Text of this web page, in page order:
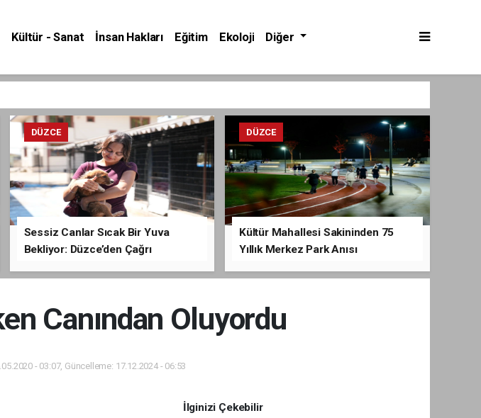
Kültür - Sanat İnsan Hakları Eğitim Ekoloji Diğer
DÜZCE
Sessiz Canlar Sıcak Bir Yuva
Bekliyor: Düzce’den Çağrı
DÜZCE
Kültür Mahallesi Sakininden 75
Yıllık Merkez Park Anısı
Canından Oluyordu
- 03:07, Güncelleme: 17.12.2024 - 06:53
İlginizi Çekebilir